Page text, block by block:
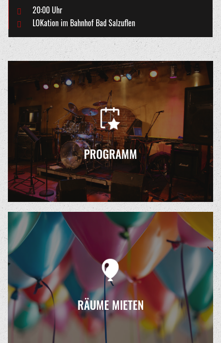
20:00 Uhr
LOKation im Bahnhof Bad Salzuflen
PROGRAMM
RÄUME MIETEN